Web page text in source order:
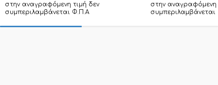
στην αναγραφόμενη τιμή δεν
συμπεριλαμβάνεται Φ.Π.Α
στην αναγραφόμενη